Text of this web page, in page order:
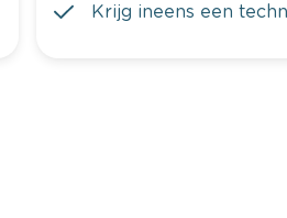
Krijg ineens een